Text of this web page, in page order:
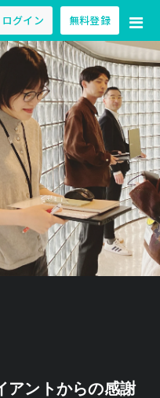
ログイン 無料登録
アントからの感謝